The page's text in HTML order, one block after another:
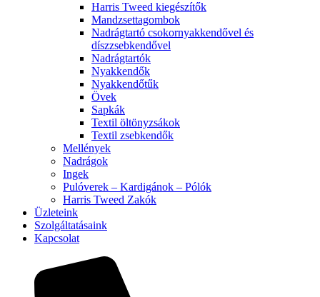
Harris Tweed kiegészítők
Mandzsettagombok
Nadrágtartó csokornyakkendővel és
díszzsebkendővel
Nadrágtartók
Nyakkendők
Nyakkendőtűk
Övek
Sapkák
Textil öltönyzsákok
Textil zsebkendők
Mellények
Nadrágok
Ingek
Pulóverek – Kardigánok – Pólók
Harris Tweed Zakók
Üzleteink
Szolgáltatásaink
Kapcsolat